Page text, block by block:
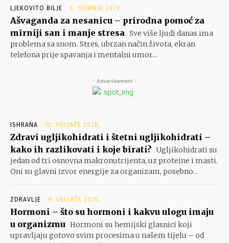
LJEKOVITO BILJE 6. SVIBNJA 2026.
Ašvaganda za nesanicu – prirodna pomoć za
mirniji san i manje stresa Sve više ljudi danas ima
problema sa snom. Stres, ubrzan način života, ekran
telefona prije spavanja i mentalni umor...
- Advertisement -
ISHRANA 12. VELJAČE 2026.
Zdravi ugljikohidrati i štetni ugljikohidrati –
kako ih razlikovati i koje birati? Ugljikohidrati su
jedan od tri osnovna makronutrijenta, uz proteine i masti.
Oni su glavni izvor energije za organizam, posebno...
ZDRAVLJE 9. VELJAČE 2026.
Hormoni – što su hormoni i kakvu ulogu imaju
u organizmu Hormoni su hemijski glasnici koji
upravljaju gotovo svim procesima u našem tijelu – od